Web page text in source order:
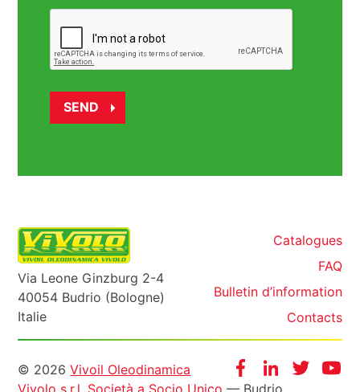
Via Leone Ginzburg 2-4
40054 Budrio (Bologne)
Italie
Catalogues
FAQ
Bulletin d’information
Contacts
FacebookInstagram
Twitter
Informazioni
© 2026Vivoil Oleodinamica
Vivolo s.r.l. Società a Socio Unico — Budrio